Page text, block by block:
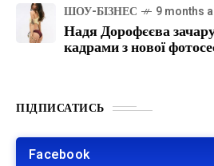
ШОУ-БІЗНЕС 9 months
Надя Дорофєєва
кадрами з нової
ПІДПИСАТИСЬ
Facebook